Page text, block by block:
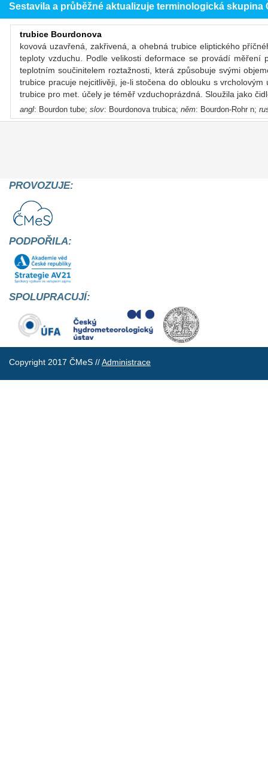
Sestavila a průběžné aktualizuje terminologická
trubice Bourdonova
kovová uzavřená, zakřivená, a ohebná trubice eliptického
teploty vzduchu. Podle velikosti deformace se provádí měření
teplotním součinitelem roztažnosti, která způsobuje svými
trubice pracuje nejcitlivěji, je-li stočena do oblouku s
trubice pro met. účely je téměř vzduchoprázdná. Sloužila jako
angl: Bourdon tube; slov: Bourdonova trubica; něm: Bourdon-Rohr n;
PROVOZUJE:
PODPOŘILA:
SPOLUPRACUJÍ:
Copyright 2017 ČMeS //Administrace